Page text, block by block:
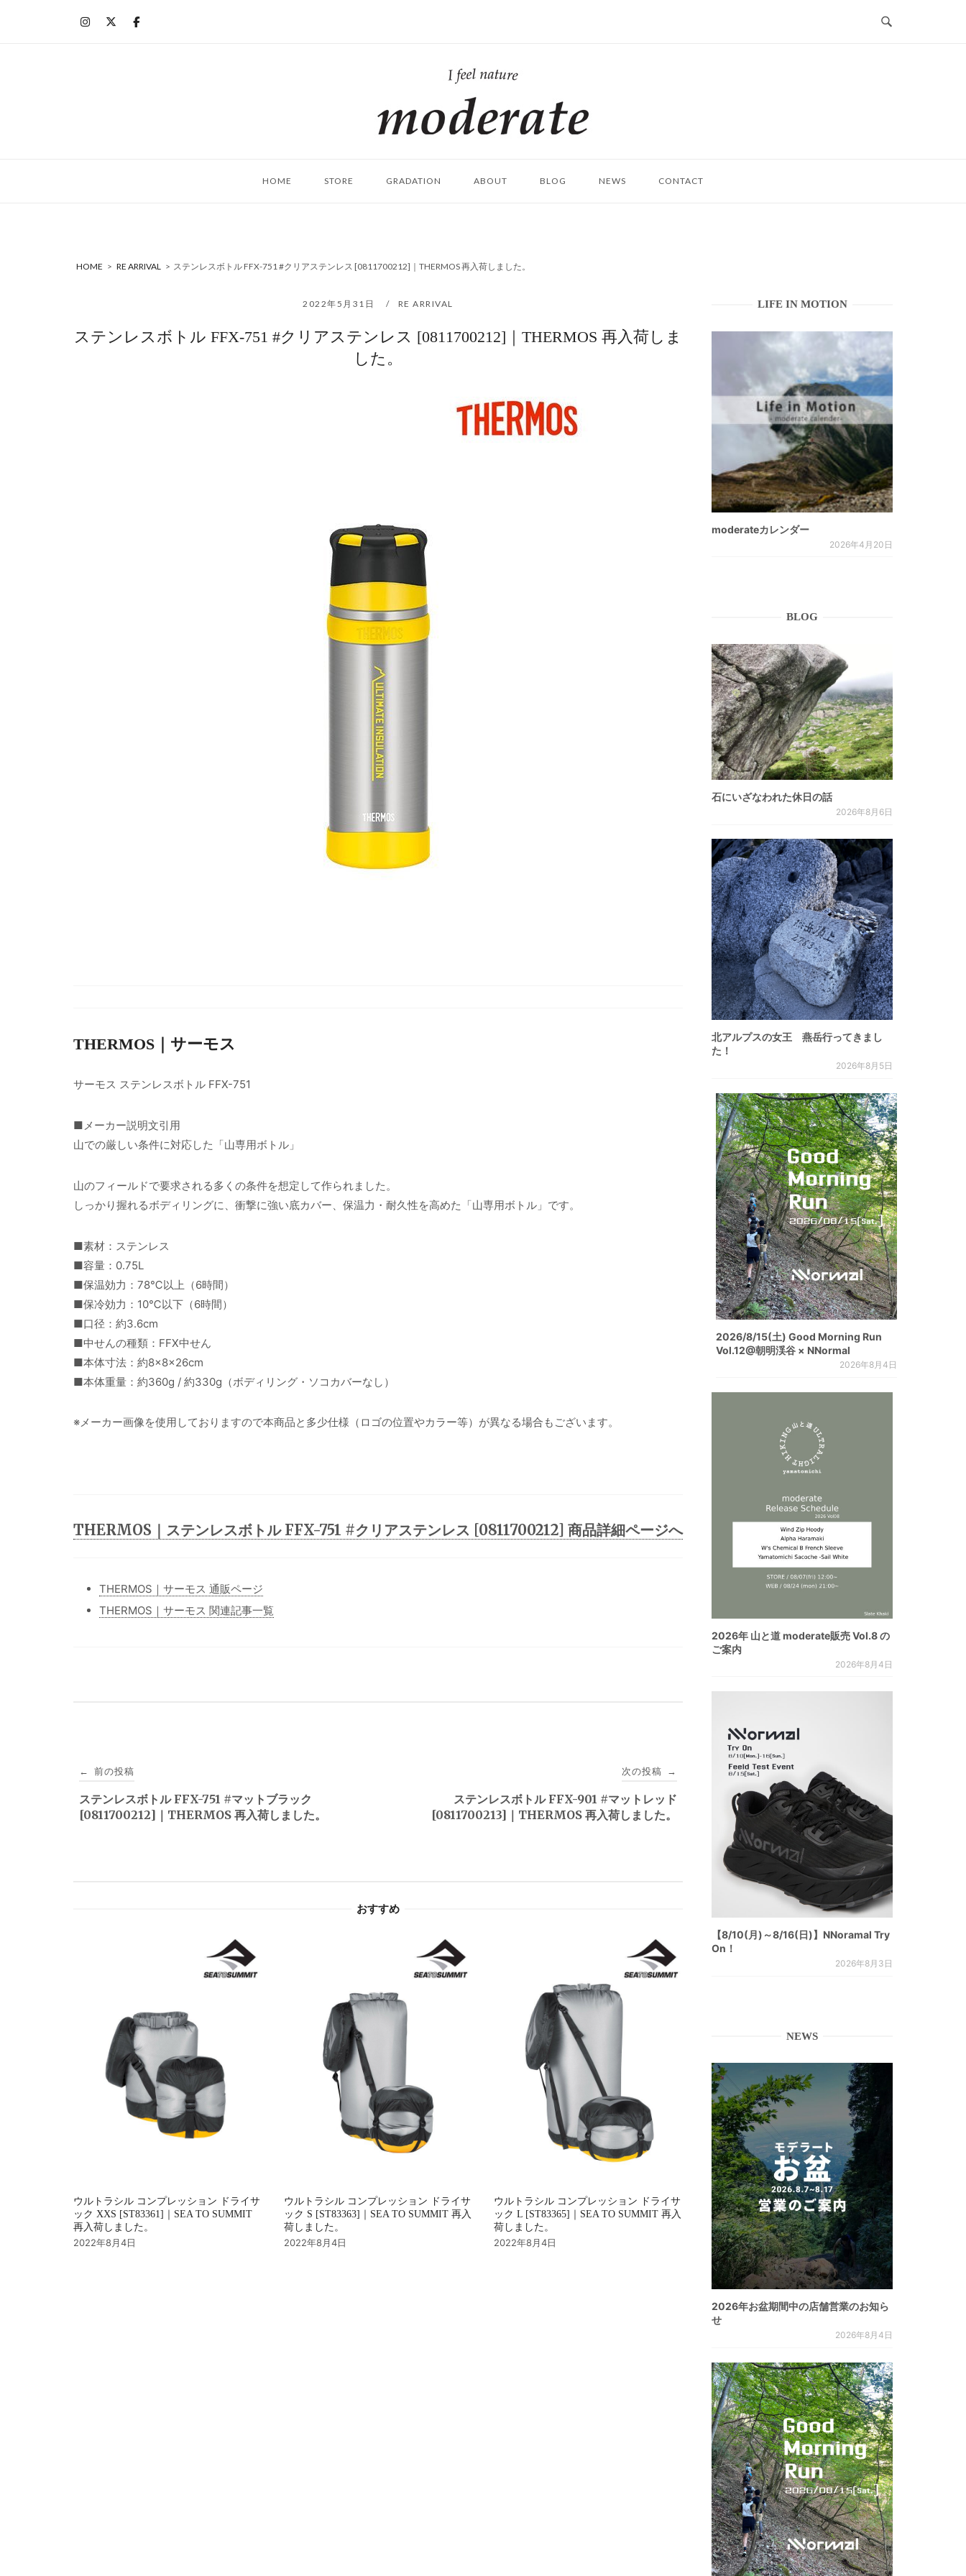
ム
HOME STORE GRADATION ABOUT BLOG NEWS CONTACT
HOME > RE ARRIVAL > ステンレスボトル FFX-751 #クリアステンレス [0811700212]｜THERMOS 再入荷しました。
2022年5月31日 RE ARRIVAL
ステンレスボトル FFX-751 #クリアステンレス [0811700212]｜THERMOS 再入荷しま
した。
THERMOS｜サーモス
サーモス ステンレスボトル FFX-751
■メーカー説明文引用
山での厳しい条件に対応した「山専用ボトル」
山のフィールドで要求される多くの条件を想定して作られました。
しっかり握れるボディリングに、衝撃に強い底カバー、保温力・耐久性を高めた「山専用ボトル」です。
■素材：ステンレス
■容量：0.75L
■保温効力：78℃以上（6時間）
■保冷効力：10℃以下（6時間）
■口径：約3.6cm
■中せんの種類：FFX中せん
■本体寸法：約8×8×26cm
■本体重量：約360g / 約330g（ボディリング・ソコカバーなし）
※メーカー画像を使用しておりますので本商品と多少仕様（ロゴの位置やカラー等）が異なる場合もございます。
THERMOS｜ステンレスボトル FFX-751 #クリアステンレス [0811700212] 商品詳細ページへ
THERMOS｜サーモス 通販ページ
THERMOS｜サーモス 関連記事一覧
稿
ナ
← 前の投稿
ステンレスボトル FFX-751 #マットブラック
[0811700212]｜THERMOS 再入荷しました。
次の投稿 →
ステンレスボトル FFX-901 #マットレッド
[0811700213]｜THERMOS 再入荷しました。
おすすめ
ウルトラシル コンプレッション ドライサ
ック XXS [ST83361]｜SEA TO SUMMIT
再入荷しました。
2022年8月4日
ウルトラシル コンプレッション ドライサ
ック S [ST83363]｜SEA TO SUMMIT 再入
荷しました。
2022年8月4日
ウルトラシル コンプレッション ドライサ
ック L [ST83365]｜SEA TO SUMMIT 再入
荷しました。
2022年8月4日
LIFE IN MOTION
moderateカレンダー
2026年4月20日
BLOG
石にいざなわれた休日の話
2026年8月6日
北アルプスの女王 燕岳行ってきまし
た！
2026年8月5日
2026/8/15(土) Good Morning Run
Vol.12@朝明渓谷 × NNormal
2026年8月4日
2026年 山と道 moderate販売 Vol.8 の
ご案内
2026年8月4日
【8/10(月)～8/16(日)】NNoramal Try
On！
2026年8月3日
NEWS
2026年お盆期間中の店舗営業のお知ら
せ
2026年8月4日